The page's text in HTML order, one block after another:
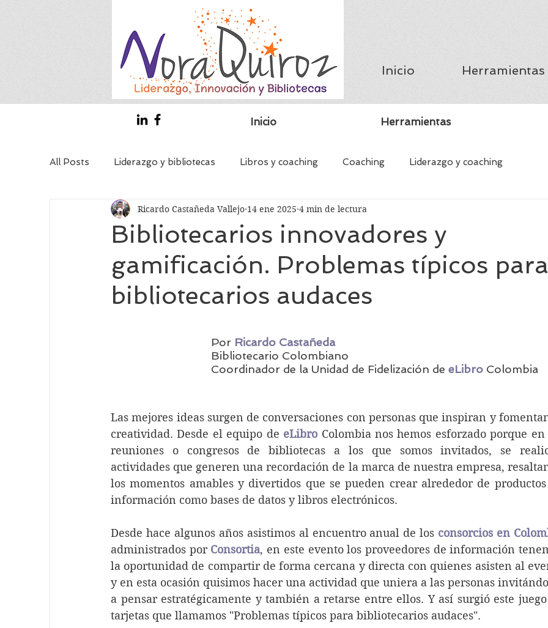
Inicio Herramientas
Inicio Herramientas
All Posts Liderazgo y bibliotecas Libros y coaching Coaching Liderazgo y coaching
Líder - coach invitado Bibliotecas y coaching Mentoring bibliotecario
Coaching Educativo Bibliotecarios con valor Libros y Bibliotecas Consorcios Bibliotecarios
Neuroeducación Finanzas
Bibliotecarios innovadores y
gamificación. Problemas típicos para
bibliotecarios audaces
Ricardo Castañeda Vallejo 14 ene 2025 4 min de lectura
Por Ricardo Castañeda
Bibliotecario Colombiano
Coordinador de la Unidad de Fidelización de eLibro Colombia
Las mejores ideas surgen de conversaciones con personas que inspiran y
creatividad. Desde el equipo de eLibro Colombia nos hemos esforzado porque en
reuniones o congresos de bibliotecas a los que somos invitados, se
actividades que generen una recordación de la marca de nuestra empresa,
los momentos amables y divertidos que se pueden crear alrededor de
información como bases de datos y libros electrónicos.
Desde hace algunos años asistimos al encuentro anual de los consorcios en
administrados por Consortia, en este evento los proveedores de información
la oportunidad de compartir de forma cercana y directa con quienes asisten al
y en esta ocasión quisimos hacer una actividad que uniera a las personas
a pensar estratégicamente y también a retarse entre ellos. Y así surgió este
tarjetas que llamamos "Problemas típicos para bibliotecarios audaces".